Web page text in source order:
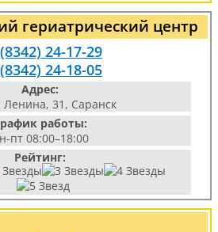
гериатрический центр
24-17-29
24-18-05
Адрес:
Ленина, 31, Саранск
работы:
пт 08:00–18:00
Рейтинг: